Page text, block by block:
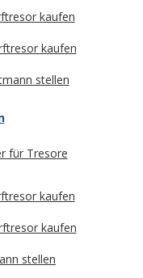
kaufen
kaufen
stellen
kaufen
kaufen
stellen